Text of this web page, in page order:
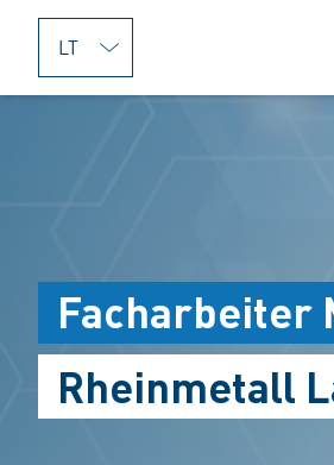
jumpToMain
Facharbeiter
Rheinmetall